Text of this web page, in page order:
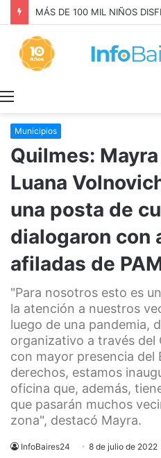
Municipios
Quilmes:
Luana
una posta de
dialogaron con
afiladas de
"Para nosotros esto es
la atención a nuestros
luego de una pandemia,
organizativo a través del
con mayor presencia del
derechos, estamos
oficina que, además,
que pasarán muchos
zona", destacó Mayra.
InfoBaires24 8 de julio de 2022